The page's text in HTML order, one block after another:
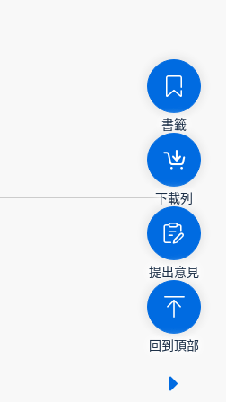
書籤
下載列
提出意見
回到頂部